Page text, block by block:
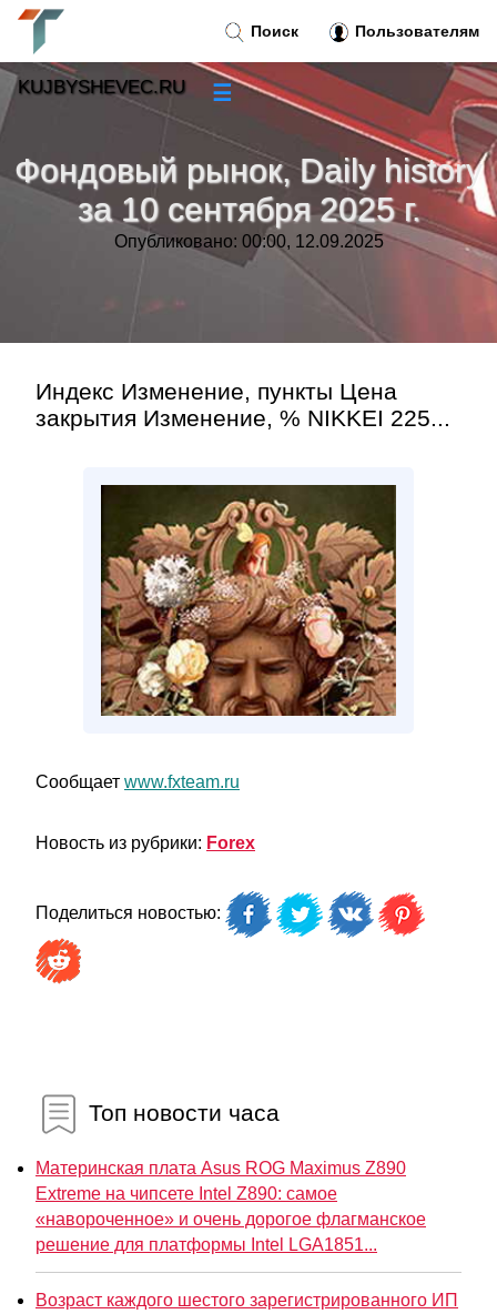
Фондовый рынок, Daily history
за 10 сентября 2025 г.
Опубликовано: 00:00, 12.09.2025
Индекс Изменение, пункты Цена
закрытия Изменение, % NIKKEI 225...
Сообщает www.fxteam.ru
Новость из рубрики: Forex
Поделиться новостью:
Топ новости часа
Материнская плата Asus ROG Maximus Z890
Extreme на чипсете Intel Z890: самое
«навороченное» и очень дорогое флагманское
решение для платформы Intel LGA1851...
Возраст каждого шестого зарегистрированного ИП
Поиск Пользователям
KUJBYSHEVEC.RU ☰
»
Тренды новостей »
»
Контакт»